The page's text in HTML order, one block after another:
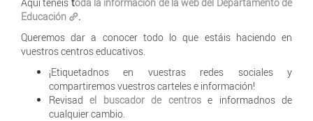
Educación
.
Queremos dar a conocer todo lo que estáis haciendo en
vuestros centros educativos.
¡Etiquetadnos en vuestras redes sociales y
compartiremos vuestros carteles e información!
Revisadel buscador de centrose informadnos de
cualquier cambio.